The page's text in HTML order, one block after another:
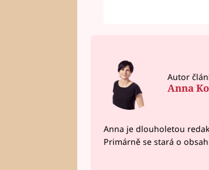
Autor
Anna
Anna je dlouholetou
Primárně se stará o